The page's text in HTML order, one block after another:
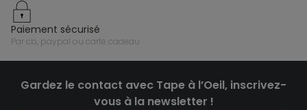
paiement sécurisé
par cb, paypal ou carte cadeau
Gardez le contact avec Tape à l’Oeil, inscrivez-
vous à la newsletter !